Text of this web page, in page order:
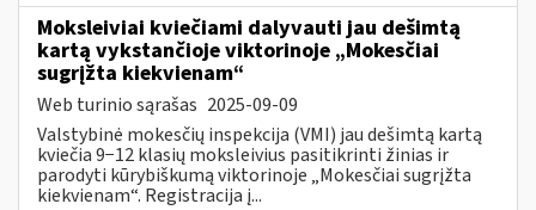
Moksleiviai kviečiami dalyvauti jau dešimtą
kartą vykstančioje viktorinoje „Mokesčiai
sugrįžta kiekvienam“
Web turinio sąrašas 2025-09-09
Valstybinė mokesčių inspekcija (VMI) jau dešimtą kartą
kviečia 9−12 klasių moksleivius pasitikrinti žinias ir
parodyti kūrybiškumą viktorinoje „Mokesčiai sugrįžta
kiekvienam“. Registracija į...